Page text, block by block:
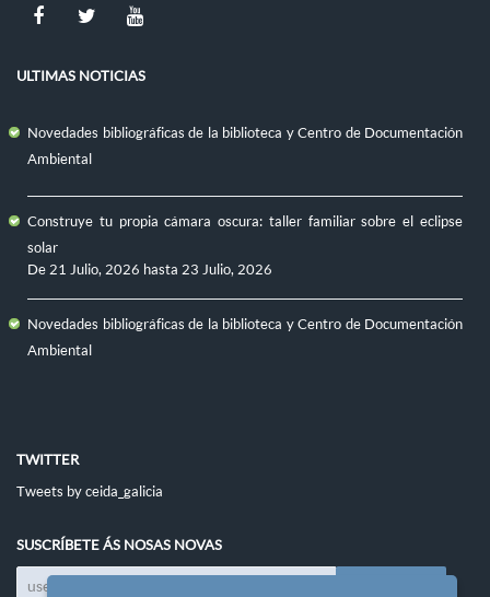
ULTIMAS NOTICIAS
Novedades bibliográficas de la biblioteca y Centro de Documentación
Ambiental
Construye tu propia cámara oscura: taller familiar sobre el eclipse
solar
De 21 Julio, 2026 hasta 23 Julio, 2026
Novedades bibliográficas de la biblioteca y Centro de Documentación
Ambiental
TWITTER
Tweets by ceida_galicia
SUSCRÍBETE ÁS NOSAS NOVAS